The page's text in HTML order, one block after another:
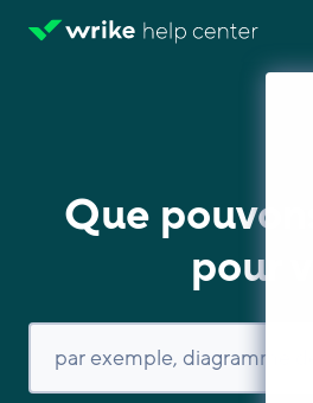
Que
pour